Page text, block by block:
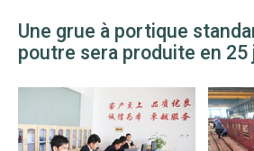
Une grue à portique
poutre sera produite en 25